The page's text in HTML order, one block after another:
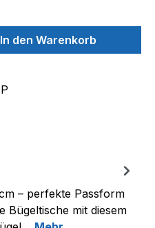
den
In den Warenkorb
– perfekte Passform
Bügeltische mit diesem